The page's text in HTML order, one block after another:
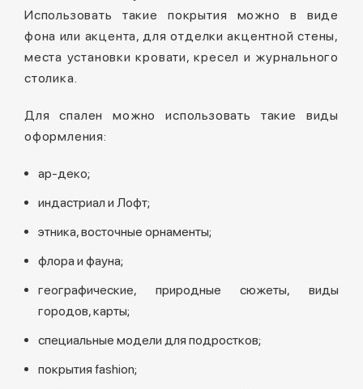
Использовать такие покрытия можно в виде
фона или акцента, для отделки акцентной стены,
места установки кровати, кресел и журнального
столика.
Для спален можно использовать такие виды
оформления:
ар-деко;
индастриал и Лофт;
этника, восточные орнаменты;
флора и фауна;
географические, природные сюжеты, виды
городов, карты;
специальные модели для подростков;
покрытия fashion;